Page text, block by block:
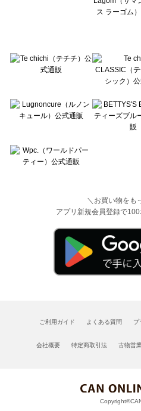
＼お買い物をも
アプリ新規会員登録で
ご利用ガイド よくある質問 プ
会社概要 特定商取引法 古物営